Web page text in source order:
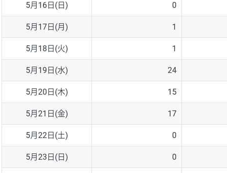
5月16日(日) 0
5月17日(月) 1
5月18日(火) 1
5月19日(水) 24
5月20日(木) 15
5月21日(金) 17
5月22日(土) 0
5月23日(日) 0